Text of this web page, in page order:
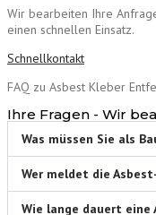
Wir bearbeiten Ihre
einen schnellen Einsatz.
Schnellkontakt
FAQ zu Asbest Kleber
Ihre Fragen - Wir
Was müssen Sie als
Wer meldet die
Wie lange dauert eine